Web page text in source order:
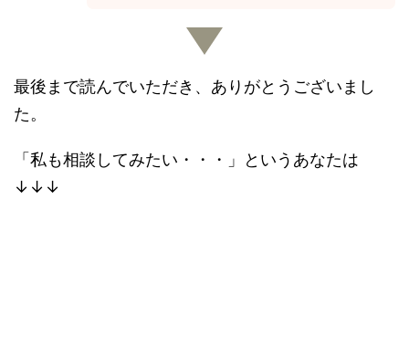
最後まで読んでいただき、ありがとうございまし
た。
「私も相談してみたい・・・」というあなたは
↓↓↓